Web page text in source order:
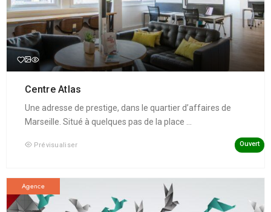
Centre Atlas
Une adresse de prestige, dans le quartier d’affaires de
Marseille. Situé à quelques pas de la place ...
Prévisualiser Ouvert
Agence